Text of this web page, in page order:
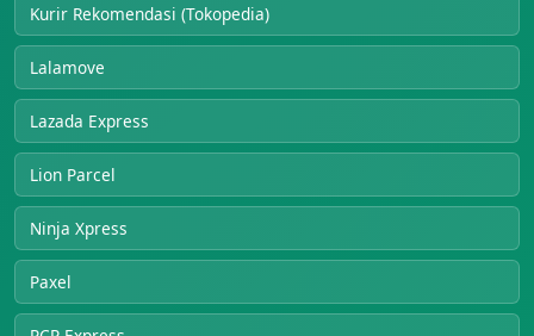
Kurir Rekomendasi (Tokopedia)
Lalamove
Lazada Express
Lion Parcel
Ninja Xpress
Paxel